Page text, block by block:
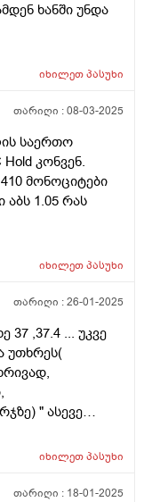
ხანში უნდა
იხილეთპასუხი
თარიღი :08-03-2025
საერთო
კონვენ.
მონოციტები
1.05 რას
იხილეთპასუხი
თარიღი :26-01-2025
37 ,37.4 ... უკვე
უთხრეს(
" ასევე
სიცხეები.
იხილეთპასუხი
თარიღი : 18-01-2025